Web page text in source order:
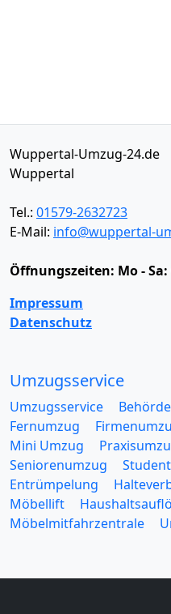
Wuppertal-Umzug-24.de
Wuppertal
Tel.: 01579-2632723
E-Mail: info@wuppertal-
Öffnungszeiten: Mo -
Impressum
Datenschutz
Umzugsservice
Umzugsservice
Fernumzug
Mini Umzug
Seniorenumzug
Entrümpelung
Möbellift
Möbelmitfahrzentrale